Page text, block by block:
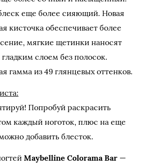
еще более сияющий. Новая
кисточка обеспечивает более
мягкие щетинки наносят
слоем без полосок.
гамма из 49 глянцевых оттенков.
Попробуй раскрасить
каждый ноготок, плюс на еще
добавить блесток.
Maybelline Colorama Bar —